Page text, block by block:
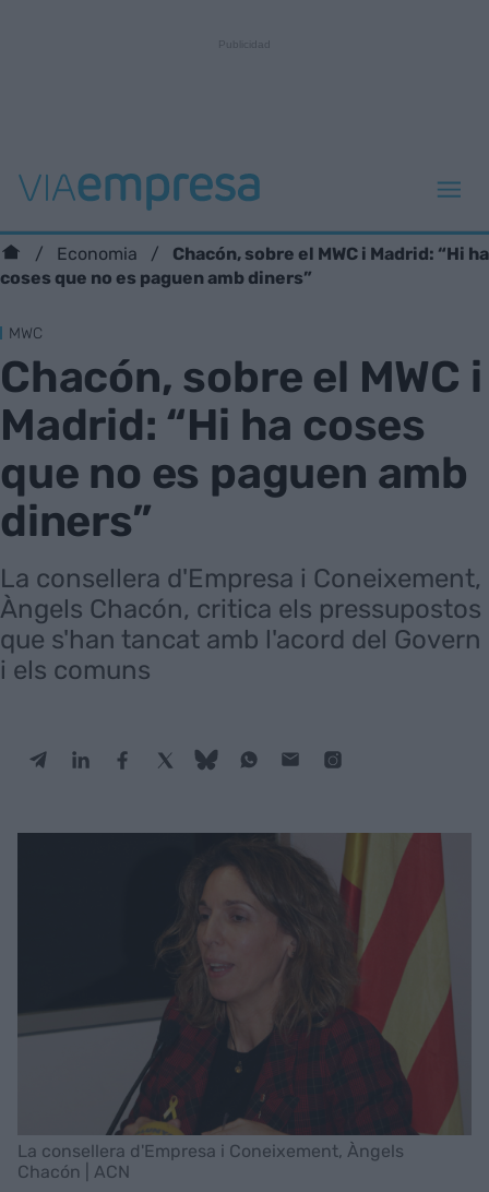
Economia
Chacón, sobre el MWC i Madrid: “Hi ha
coses que no es paguen amb diners”
MWC
Chacón, sobre el MWC i
Madrid: “Hi ha coses
que no es paguen amb
diners”
La consellera d'Empresa i Coneixement,
Àngels Chacón, critica els pressupostos
que s'han tancat amb l'acord del Govern
i els comuns
La consellera d'Empresa i Coneixement, Àngels
Chacón | ACN